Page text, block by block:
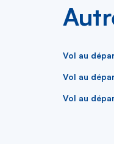
Vol au
Vol au
Vol au